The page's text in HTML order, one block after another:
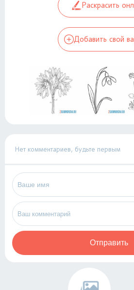
Раскрасить
Добавить свой
Нет комментариев, будьте первым
Отправить